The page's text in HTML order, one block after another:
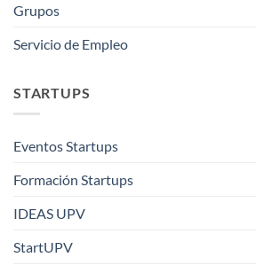
Grupos
Servicio de Empleo
STARTUPS
Eventos Startups
Formación Startups
IDEAS UPV
StartUPV